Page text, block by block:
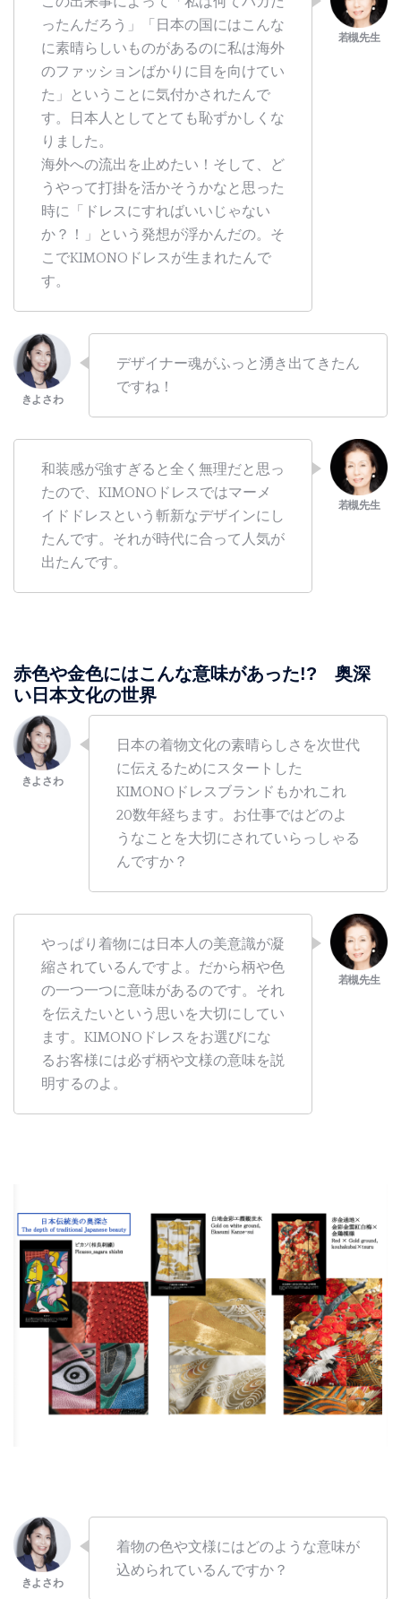
ったんだろう」「日本の国にはこんな
に素晴らしいものがあるのに私は海外
のファッションばかりに目を向けてい
た」ということに気付かされたんで
す。日本人としてとても恥ずかしくな
りました。
海外への流出を止めたい！そして、ど
うやって打掛を活かそうかなと思った
時に「ドレスにすればいいじゃない
か？！」という発想が浮かんだの。そ
こでKIMONOドレスが生まれたんで
す。
デザイナー魂がふっと湧き出てきたん
ですね！
和装感が強すぎると全く無理だと思っ
たので、KIMONOドレスではマーメ
イドドレスという斬新なデザインにし
たんです。それが時代に合って人気が
出たんです。
赤色や金色にはこんな意味があった!? 奥深
い日本文化の世界
日本の着物文化の素晴らしさを次世代
に伝えるためにスタートした
KIMONOドレスブランドもかれこれ
20数年経ちます。お仕事ではどのよ
うなことを大切にされていらっしゃる
んですか？
やっぱり着物には日本人の美意識が凝
縮されているんですよ。だから柄や色
の一つ一つに意味があるのです。それ
を伝えたいという思いを大切にしてい
ます。KIMONOドレスをお選びにな
るお客様には必ず柄や文様の意味を説
明するのよ。
着物の色や文様にはどのような意味が
込められているんですか？